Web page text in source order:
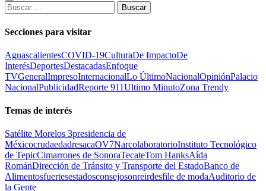
Buscar:
Secciones para visitar
AguascalientesCOVID-19CulturaDe ImpactoDe
InterésDeportesDestacadasEnfoque
TVGeneralImpresoInternacionalLo ÚltimoNacionalOpiniónPalacio
NacionalPublicidadReporte 911Ultimo MinutoZona Trendy
Temas de interés
Satélite Morelos 3presidencia de
MéxicocrudaedadresacaOV7NarcolaboratorioInstituto Tecnológico
de TepicCimarrones de SonoraTecateTom HanksAída
RománDirección de Tránsito y Transporte del EstadoBanco de
Alimentosfuertesestadosconsejosonreirdesfile de modaAuditorio de
la Gente